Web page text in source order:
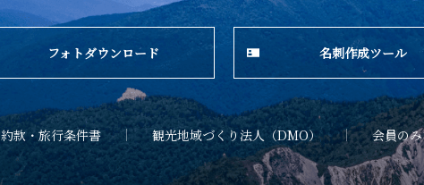
フォトダウンロード 名刺作成ツール
約款・旅行条件書 観光地域づくり法人（DMO） 会員の